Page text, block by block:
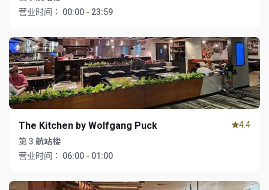
营业时间：
00:00 - 23:59
The Kitchen by Wolfgang Puck
第 3 航站楼
营业时间：
06:00 - 01:00
4.4